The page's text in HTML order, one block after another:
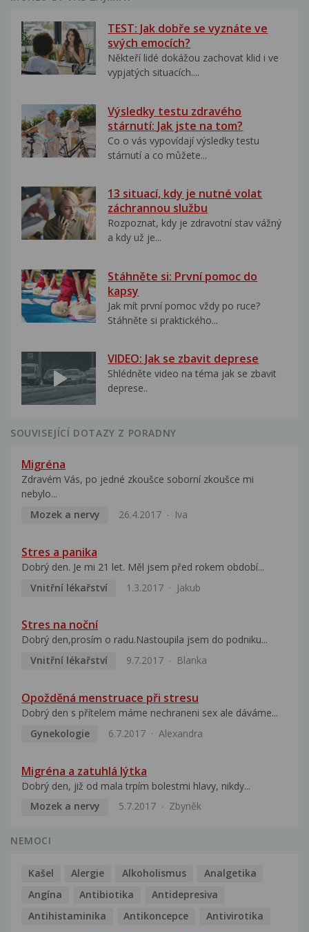
TEST: Jak dobře se vyznáte ve
svých emocích?
Někteří lidé dokážou zachovat klid i ve
vypjatých situacích....
Výsledky testu zdravého
stárnutí: Jak jste na tom?
Co o vás vypovídají výsledky testu
stárnutí a co můžete...
13 situací, kdy je nutné volat
záchrannou službu
Rozpoznat, kdy je zdravotní stav vážný
a kdy už je...
Stáhněte si: První pomoc do
kapsy
Jak mít první pomoc vždy po ruce?
Stáhněte si praktického...
VIDEO: Jak se zbavit deprese
Shlédněte video na téma jak se zbavit
deprese..
SOUVISEJÍCÍ DOTAZY Z PORADNY
Migréna
Zdravém Vás, po jedné zkoušce soborní zkoušce mi
nebylo...
Mozek a nervy
26.4.2017 Iva
Stres a panika
Dobrý den. Je mi 21 let. Měl jsem před rokem období...
Vnitřní lékařství
1.3.2017 Jakub
Stres na noční
Dobrý den,prosím o radu.Nastoupila jsem do podniku...
Vnitřní lékařství
9.7.2017 Blanka
Opožděná menstruace při stresu
Dobrý den s přítelem máme nechraneni sex ale dáváme...
Gynekologie
6.7.2017 Alexandra
Migréna a zatuhlá lýtka
Dobrý den, již od mala trpím bolestmi hlavy, nikdy...
Mozek a nervy
5.7.2017 Zbyněk
NEMOCI
Kašel Alergie Alkoholismus
Analgetika
Angína
Antibiotika
Antidepresiva
Antihistaminika
Antikoncepce Antivirotika